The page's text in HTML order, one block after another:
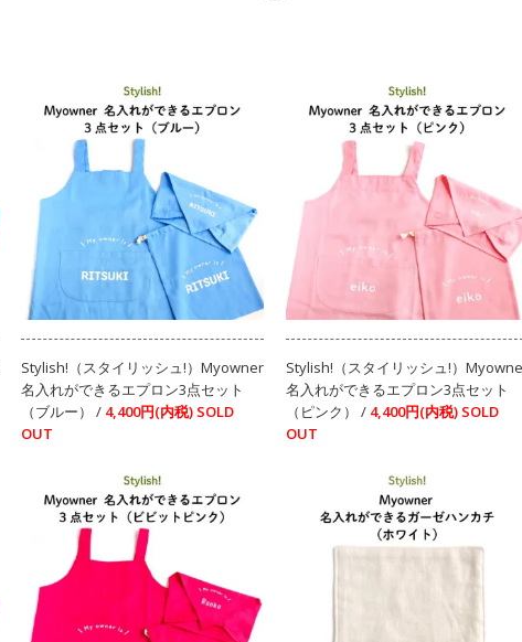
Stylish!（スタイリッシュ!）Myowner
名入れができるエプロン3点セット
（ブルー） / 4,400円(内税) SOLD
OUT
Stylish!（スタイリッシュ!）
名入れができるエプロン3点セット
（ピンク） / 4,400円(内税) SOLD
OUT